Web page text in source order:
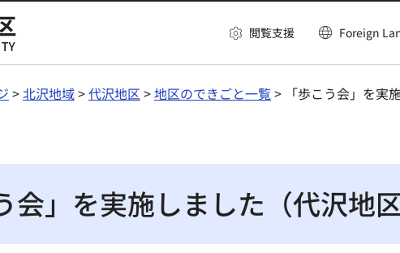
閲覧支援 Foreign
>北沢地域>代沢地区>地区のできごと一覧> 「歩こう会」を実
会」を実施しました（代沢地区